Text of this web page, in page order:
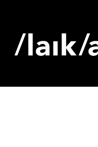
Pieteikties